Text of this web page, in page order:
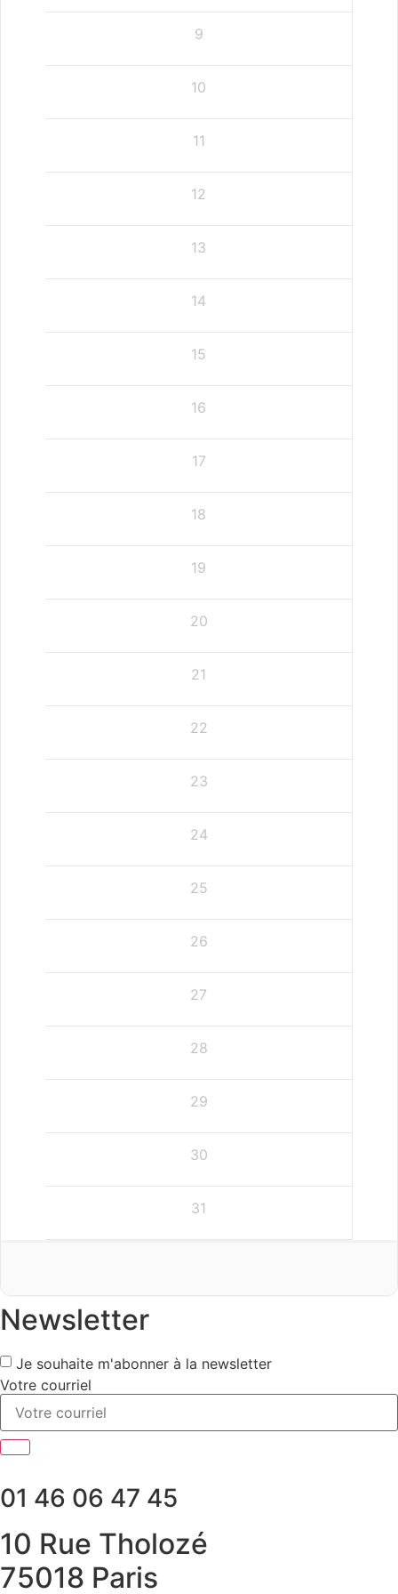
9
10
11
12
13
14
15
16
17
18
19
20
21
22
23
24
25
26
27
28
29
30
31
Newsletter
Je souhaite m'abonner à la newsletter
Votre courriel
01 46 06 47 45
10 Rue Tholozé
75018 Paris